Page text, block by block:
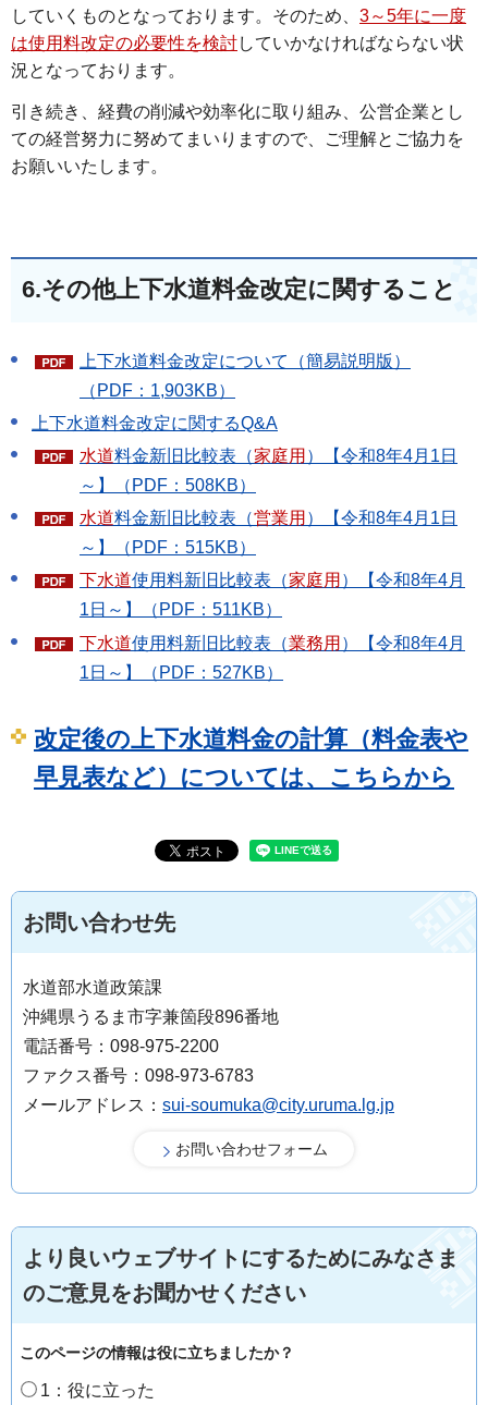
していくものとなっております。そのため、 3～5年に一度
は使用料改定の必要性を検討していかなければならない状
況となっております。
引き続き、経費の削減や効率化に取り組み、公営企業とし
ての経営努力に努めてまいりますので、ご理解とご協力を
お願いいたします。
6.その他上下水道料金改定に関すること
上下水道料金改定について（簡易説明版）
（PDF：1,903KB）
上下水道料金改定に関するQ&A
水道料金新旧比較表（家庭用 ）【令和8年4月1日
～】（PDF：508KB）
水道料金新旧比較表（営業用 ）【令和8年4月1日
～】（PDF：515KB）
下水道使用料新旧比較表（家庭用 ）【令和8年4月
1日～】（PDF：511KB）
下水道使用料新旧比較表（業務用 ）【令和8年4月
1日～】（PDF：527KB）
改定後の上下水道料金の計算（料金表や
早見表など）については、こちらから
お問い合わせ先
水道部水道政策課
沖縄県うるま市字兼箇段896番地
電話番号：098-975-2200
ファクス番号：098-973-6783
メールアドレス： sui-soumuka@city.uruma.lg.jp
より良いウェブサイトにするためにみなさま
のご意見をお聞かせください
このページの情報は役に立ちましたか？
1：役に立った